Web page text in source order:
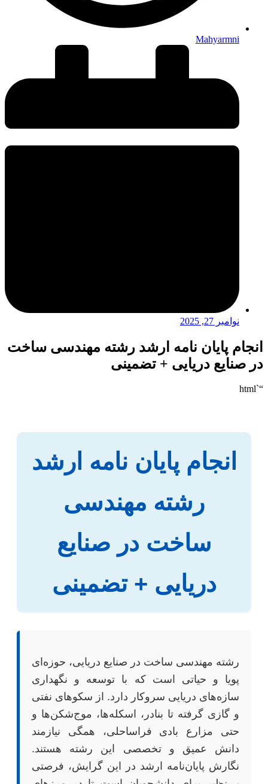
Mahyarmni
نوامبر 27, 2025
انجام پایان نامه ارشد رشته مهندسی ساخت
در صنایع دریایی + تضمینی
“`html
انجام پایان نامه ارشد
رشته مهندسی
ساخت در صنایع
دریایی + تضمینی
رشته مهندسی ساخت در صنایع دریایی، حوزه‌ای
پویا و حیاتی است که با توسعه و نگهداری
سازه‌های دریایی سروکار دارد. از سکوهای نفتی
و گازی گرفته تا بنادر، اسکله‌ها، موج‌شکن‌ها و
حتی مزارع بادی فراساحلی، همگی نیازمند
دانش عمیق و تخصصی این رشته هستند.
نگارش پایان‌نامه ارشد در این گرایش، فرصتی